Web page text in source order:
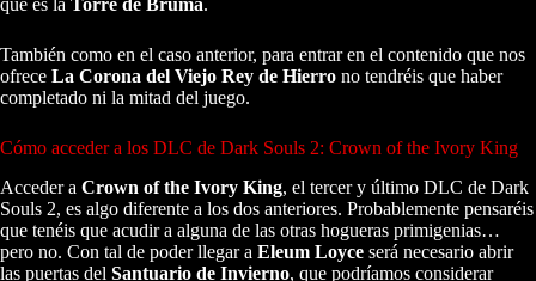
que es la Torre de Bruma.
También como en el caso anterior, para entrar en el contenido que nos
ofrece La Corona del Viejo Rey de Hierro no tendréis que haber
completado ni la mitad del juego.
Cómo acceder a los DLC de Dark Souls 2: Crown of the Ivory King
Acceder a Crown of the Ivory King, el tercer y último DLC de Dark
Souls 2, es algo diferente a los dos anteriores. Probablemente pensaréis
que tenéis que acudir a alguna de las otras hogueras primigenias…
pero no. Con tal de poder llegar a Eleum Loyce será necesario abrir
las puertas del Santuario de Invierno, que podríamos considerar